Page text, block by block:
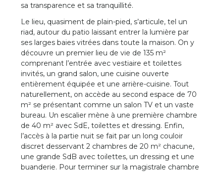
sa transparence et sa tranquillité.
Le lieu, quasiment de plain-pied, s’articule, tel un
riad, autour du patio laissant entrer la lumière par
ses larges baies vitrées dans toute la maison. On y
découvre un premier lieu de vie de 135 m²
comprenant l’entrée avec vestiaire et toilettes
invités, un grand salon, une cuisine ouverte
entièrement équipée et une arrière-cuisine. Tout
naturellement, on accède au second espace de 70
m² se présentant comme un salon TV et un vaste
bureau. Un escalier mène à une première chambre
de 40 m² avec SdE, toilettes et dressing. Enfin,
l’accès à la partie nuit se fait par un long couloir
discret desservant 2 chambres de 20 m² chacune,
une grande SdB avec toilettes, un dressing et une
buanderie. Pour terminer sur la magistrale chambre